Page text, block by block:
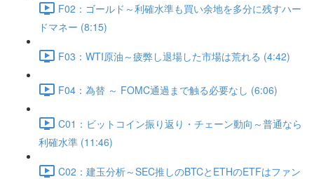
F02：ゴールド～利確水準も買い余地を多分に残すハー
ドマネー (8:15)
F03：WTI原油～疲弊し退場した市場は荒れる (4:42)
F04：為替 ～ FOMC通過まで触る必要なし (6:06)
C01：ビットコイン振り返り・チェーン動向～普通なら
利確水準 (11:46)
C02：建玉分析～SEC推しのBTCとETHのETFはファン